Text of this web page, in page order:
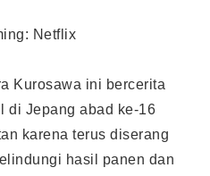
Netflix
Kurosawa ini bercerita
di Jepang abad ke-16
karena terus diserang
hasil panen dan